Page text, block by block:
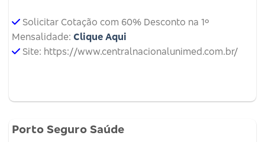
Solicitar Cotação com 60% Desconto na 1º
Mensalidade: Clique Aqui
Site: https://www.centralnacionalunimed.com.br/
Porto Seguro Saúde